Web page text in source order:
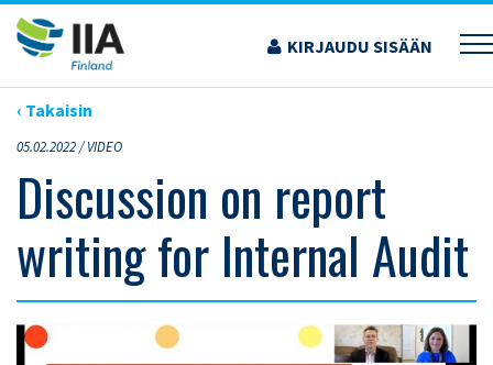
Siirry
sisältöön
KIRJAUDU SISÄÄN
›ARTIKKELIT›DISCUSSION ON REPORT WRITING FOR INTERNAL AUDIT
‹ Takaisin
05.02.2022 /VIDEO
Discussion on report
writing for Internal Audit